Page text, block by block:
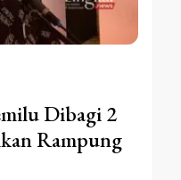
Dibagi 2
Rampung